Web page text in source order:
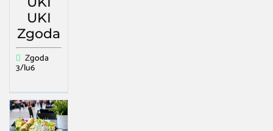
UKI
Zgoda
Zgoda
3/lu6